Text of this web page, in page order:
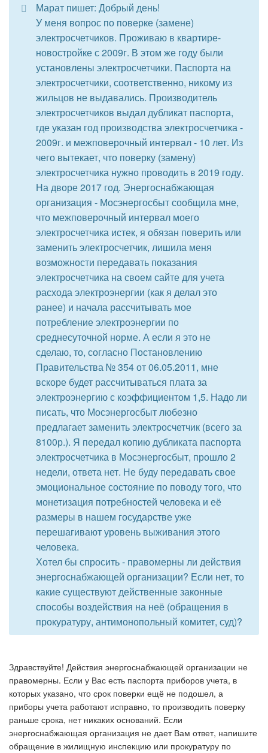
Марат пишет: Добрый день!
У меня вопрос по поверке (замене)
электросчетчиков. Проживаю в квартире-
новостройке с 2009г. В этом же году были
установлены электросчетчики. Паспорта на
электросчетчики, соответственно, никому из
жильцов не выдавались. Производитель
электросчетчиков выдал дубликат паспорта,
где указан год производства электросчетчика -
2009г. и межповерочный интервал - 10 лет. Из
чего вытекает, что поверку (замену)
электросчетчика нужно проводить в 2019 году.
На дворе 2017 год. Энергоснабжающая
организация - Мосэнергосбыт сообщила мне,
что межповерочный интервал моего
электросчетчика истек, я обязан поверить или
заменить электросчетчик, лишила меня
возможности передавать показания
электросчетчика на своем сайте для учета
расхода электроэнергии (как я делал это
ранее) и начала рассчитывать мое
потребление электроэнергии по
среднесуточной норме. А если я это не
сделаю, то, согласно Постановлению
Правительства № 354 от 06.05.2011, мне
вскоре будет рассчитываться плата за
электроэнергию с коэффициентом 1,5. Надо ли
писать, что Мосэнергосбыт любезно
предлагает заменить электросчетчик (всего за
8100р.). Я передал копию дубликата паспорта
электросчетчика в Мосэнергосбыт, прошло 2
недели, ответа нет. Не буду передавать свое
эмоциональное состояние по поводу того, что
монетизация потребностей человека и её
размеры в нашем государстве уже
перешагивают уровень выживания этого
человека.
Хотел бы спросить - правомерны ли действия
энергоснабжающей организации? Если нет, то
какие существуют действенные законные
способы воздействия на неё (обращения в
прокуратуру, антимонопольный комитет, суд)?
Здравствуйте! Действия энергоснабжающей организации не
правомерны. Если у Вас есть паспорта приборов учета, в
которых указано, что срок поверки ещё не подошел, а
приборы учета работают исправно, то производить поверку
раньше срока, нет никаких оснований. Если
энергоснабжающая организация не дает Вам ответ, напишите
обращение в жилищную инспекцию или прокуратуру по